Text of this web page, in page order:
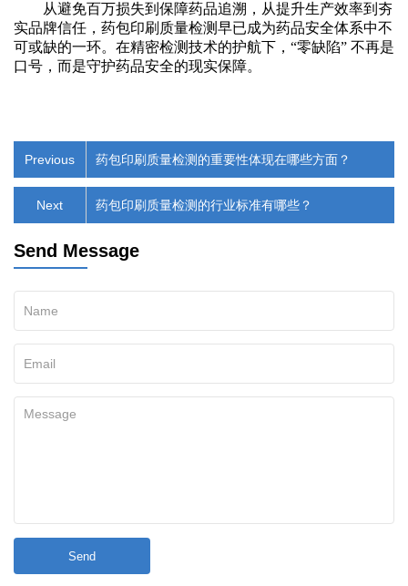
从避免百万损失到保障药品追溯，从提升生产效率到夯
实品牌信任，药包印刷质量检测早已成为药品安全体系中不
可或缺的一环。在精密检测技术的护航下， “零缺陷” 不再是
口号，而是守护药品安全的现实保障。
Previous 药包印刷质量检测的重要性体现在哪些方面？
药包印刷质量检测的行业标准有哪些？
Next
Send Message
Send